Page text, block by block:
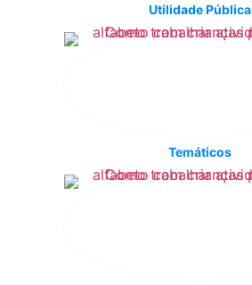
Utilidade Pública
Temáticos